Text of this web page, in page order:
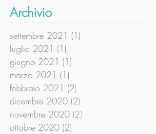
Archivio
settembre 2021 (1)
luglio 2021 (1)
giugno 2021 (1)
marzo 2021 (1)
febbraio 2021 (2)
dicembre 2020 (2)
novembre 2020 (2)
ottobre 2020 (2)